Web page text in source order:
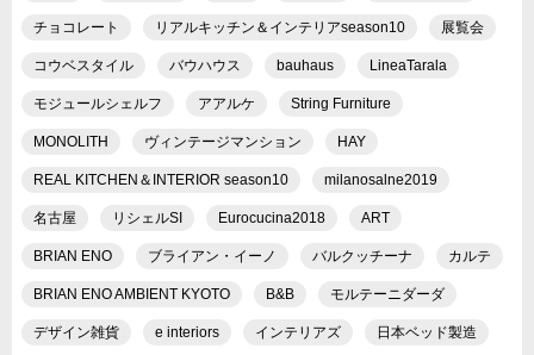
チョコレート リアルキッチン＆インテリアseason10 展覧会
コウベスタイル バウハウス bauhaus LineaTarala
モジュールシェルフ アアルケ String Furniture
MONOLITH ヴィンテージマンション HAY
REAL KITCHEN＆INTERIOR season10 milanosalne2019
名古屋 リシェルSI Eurocucina2018 ART
BRIAN ENO ブライアン・イーノ バルクッチーナ カルテ
BRIAN ENO AMBIENT KYOTO B&B モルテーニダーダ
デザイン雑貨 e interiors インテリアズ 日本ベッド製造